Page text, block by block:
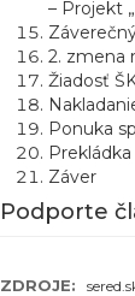
– Projekt
2. zmena
Žiadosť
Ponuka
Záver
Podporte
ZDROJE: